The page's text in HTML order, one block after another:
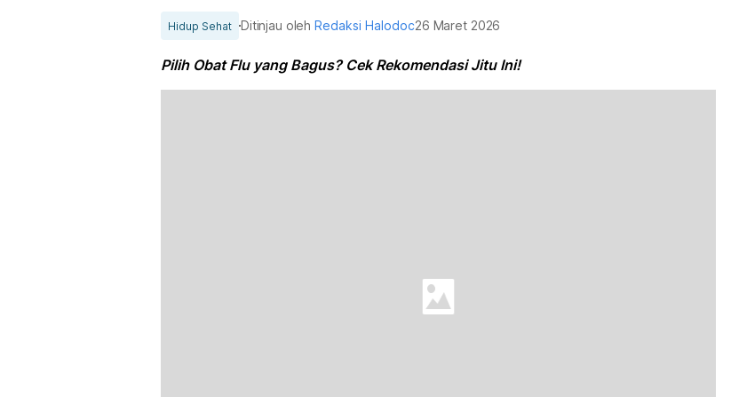
Hidup Sehat Ditinjau olehRedaksi Halodoc26 Maret 2026
Pilih Obat Flu yang Bagus? Cek Rekomendasi Jitu Ini!